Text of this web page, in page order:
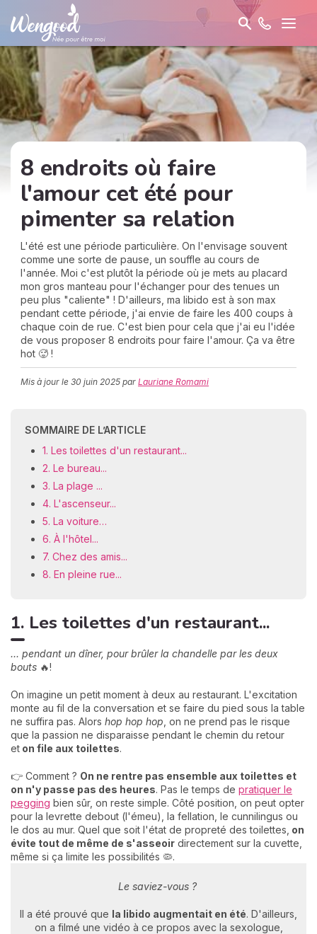
8 endroits où faire
l'amour cet été pour
pimenter sa relation
L'été est une période particulière. On l'envisage souvent
comme une sorte de pause, un souffle au cours de
l'année. Moi c'est plutôt la période où je mets au placard
mon gros manteau pour l'échanger pour des tenues un
peu plus "caliente" ! D'ailleurs, ma libido est à son max
pendant cette période, j'ai envie de faire les 400 coups à
chaque coin de rue. C'est bien pour cela que j'ai eu l'idée
de vous proposer 8 endroits pour faire l'amour. Ça va être
hot 🥵 !
Mis à jour le 30 juin 2025 par Lauriane Romami
SOMMAIRE DE L’ARTICLE
1. Les toilettes d'un restaurant...
2. Le bureau...
3. La plage ...
4. L'ascenseur...
5. La voiture…
6. À l'hôtel...
7. Chez des amis...
8. En pleine rue...
1. Les toilettes d'un restaurant...
... pendant un dîner, pour brûler la chandelle par les deux
bouts 🔥!
On imagine un petit moment à deux au restaurant. L'excitation
monte au fil de la conversation et se faire du pied sous la table
ne suffira pas. Alors hop hop hop , on ne prend pas le risque
que la passion ne disparaisse pendant le chemin du retour
et on file aux toilettes.
👉 Comment ? On ne rentre pas ensemble aux toilettes et
on n'y passe pas des heures. Pas le temps de pratiquer le
pegging bien sûr, on reste simple. Côté position, on peut opter
pour la levrette debout (l'émeu), la fellation, le cunnilingus ou
le dos au mur. Quel que soit l'état de propreté des toilettes, on
évite tout de même de s'asseoir directement sur la cuvette,
même si ça limite les possibilités 🦠.
Le saviez-vous ?
Il a été prouvé que la libido augmentait en été. D'ailleurs,
on a filmé une vidéo à ce propos avec la sexologue,